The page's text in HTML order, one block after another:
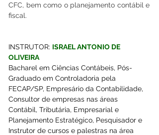
CFC, bem como o planejamento contábil e
fiscal.
INSTRUTOR: ISRAEL ANTONIO DE
OLIVEIRA
Bacharel em Ciências Contábeis, Pós-
Graduado em Controladoria pela
FECAP/SP, Empresário da Contabilidade,
Consultor de empresas nas áreas
Contábil, Tributária, Empresarial e
Planejamento Estratégico, Pesquisador e
Instrutor de cursos e palestras na área